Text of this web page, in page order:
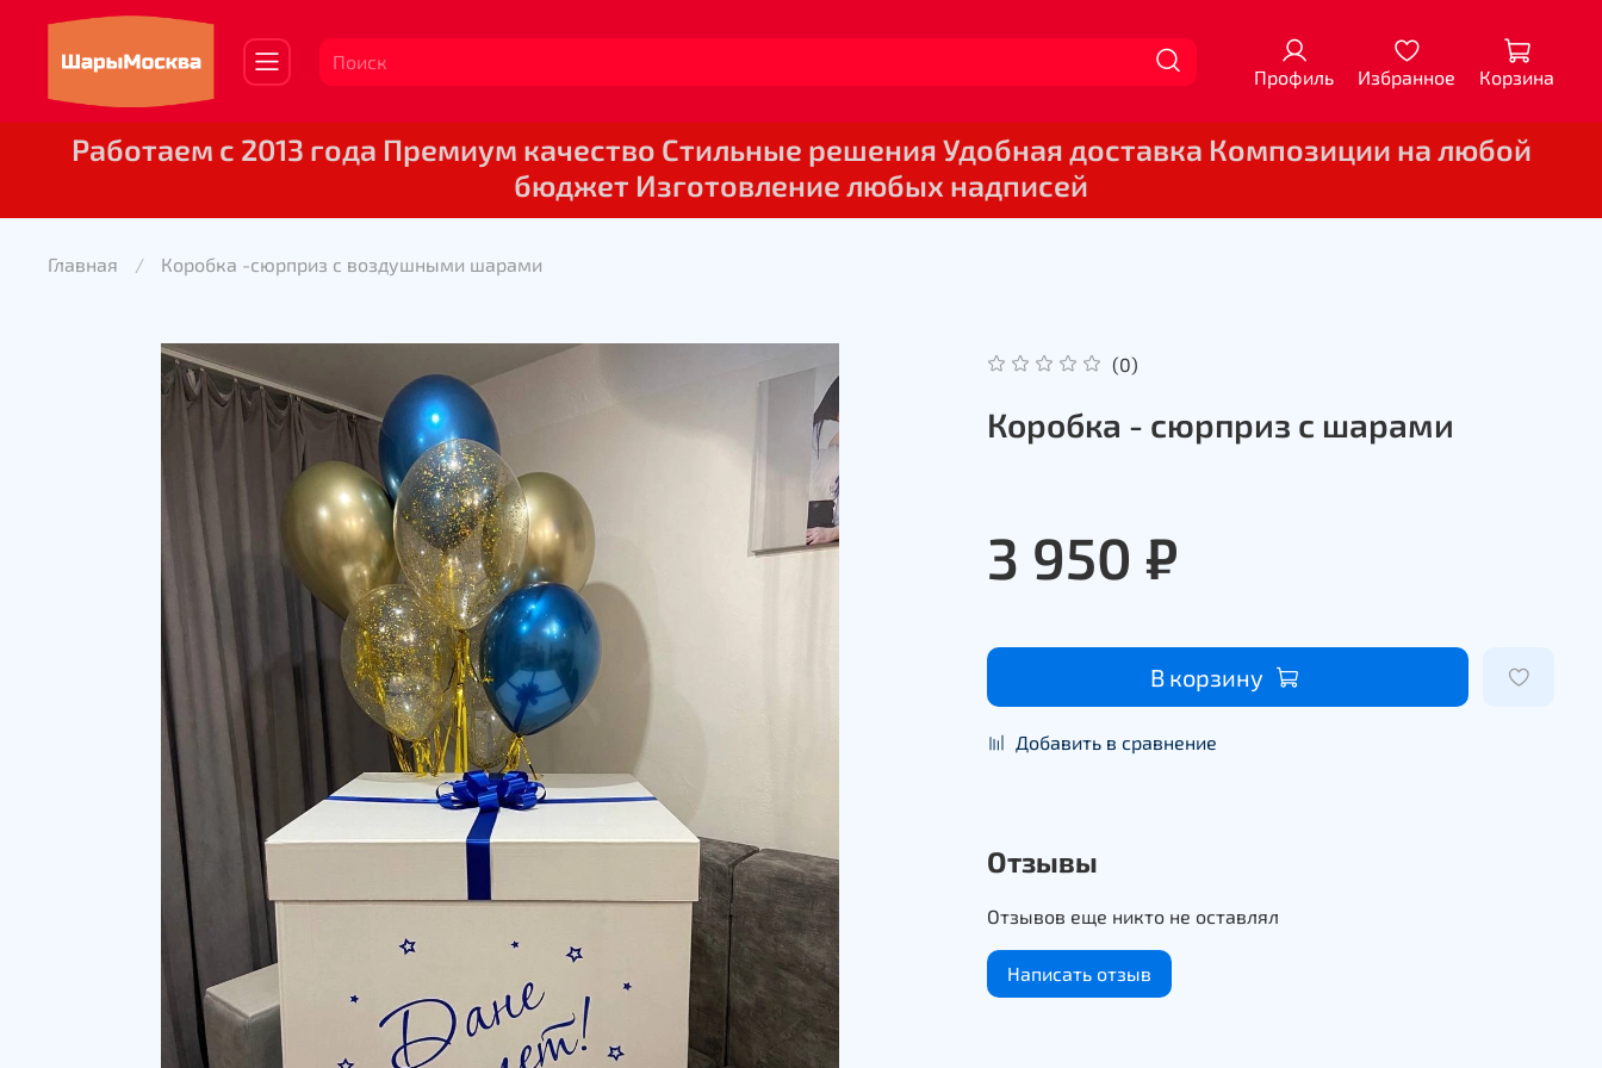
Профиль Избранное Корзина
Работаем с 2013 года Премиум качество Стильные решения Удобная доставка Композиции на любой
бюджет Изготовление любых надписей
Главная Коробка -сюрприз с воздушными шарами
(0)
Коробка - сюрприз с шарами
3 950 ₽
В корзину
Добавить в сравнение
Отзывы
Отзывов еще никто не оставлял
Написать отзыв